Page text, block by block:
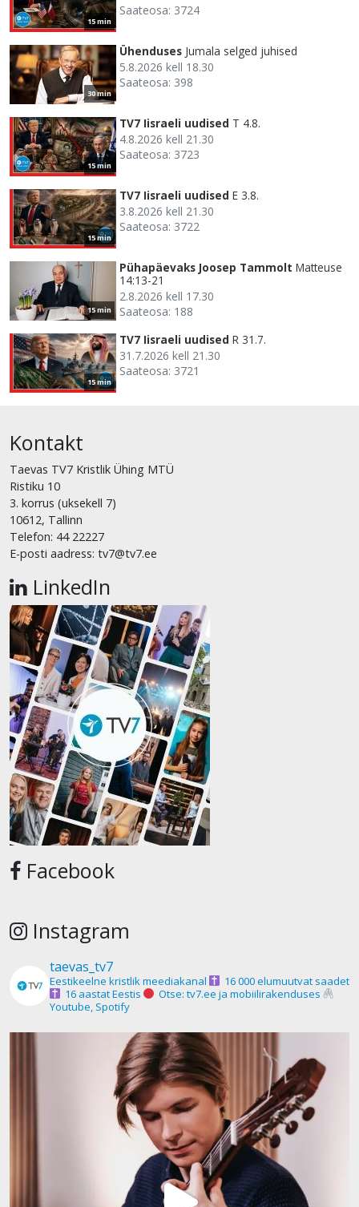
15 min
Saateosa: 3724
30 min
Ühenduses Jumala selged juhised
5.8.2026 kell 18.30
Saateosa: 398
15 min
TV7 Iisraeli uudised T 4.8.
4.8.2026 kell 21.30
Saateosa: 3723
15 min
TV7 Iisraeli uudised E 3.8.
3.8.2026 kell 21.30
Saateosa: 3722
15 min
Pühapäevaks Joosep Tammolt Matteuse
14:13-21
2.8.2026 kell 17.30
Saateosa: 188
15 min
TV7 Iisraeli uudised R 31.7.
31.7.2026 kell 21.30
Saateosa: 3721
Kontakt
Taevas TV7 Kristlik Ühing MTÜ
Ristiku 10
3. korrus (uksekell 7)
10612, Tallinn
Telefon: 44 22227
E-posti aadress: tv7@tv7.ee
LinkedIn
Facebook
Instagram
taevas_tv7
Eestikeelne kristlik meediakanal
16 000 elumuutvat saadet
16 aastat Eestis
Otse: tv7.ee ja mobiilirakenduses
Youtube, Spotify